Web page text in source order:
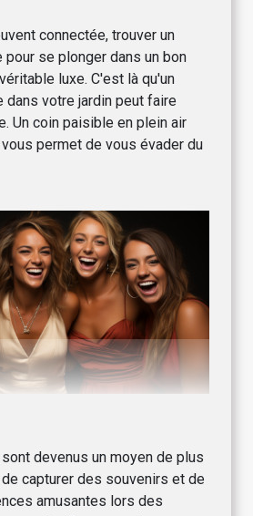
connectée, trouver un
pour se plonger dans un bon
luxe. C'est là qu'un
dans votre jardin peut faire
Un coin paisible en plein air
permet de vous évader du
devenus un moyen de plus
capturer des souvenirs et de
amusantes lors des